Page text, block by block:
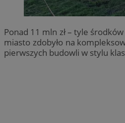
Ponad 11 mln zł – tyle
miasto zdobyło na
pierwszych budowli w stylu